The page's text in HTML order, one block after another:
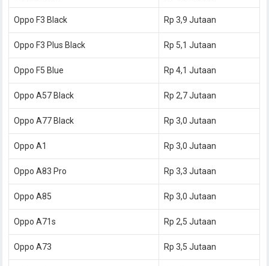
Oppo F3 Black Rp 3,9 Jutaan
Oppo F3 Plus Black Rp 5,1 Jutaan
Oppo F5 Blue Rp 4,1 Jutaan
Oppo A57 Black Rp 2,7 Jutaan
Oppo A77 Black Rp 3,0 Jutaan
Oppo A1 Rp 3,0 Jutaan
Oppo A83 Pro Rp 3,3 Jutaan
Oppo A85 Rp 3,0 Jutaan
Oppo A71s Rp 2,5 Jutaan
Oppo A73 Rp 3,5 Jutaan